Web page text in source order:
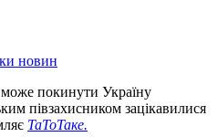
новин
може покинути Україну
півзахисником зацікавилися
ТаТоТаке.